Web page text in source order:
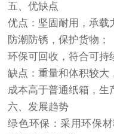
五、优缺点
优点：坚固耐用，承载
防潮防锈，保护货物；
环保可回收，符合可持
缺点：重量和体积较大
成本高于普通纸箱，生
六、发展趋势
绿色环保：采用环保